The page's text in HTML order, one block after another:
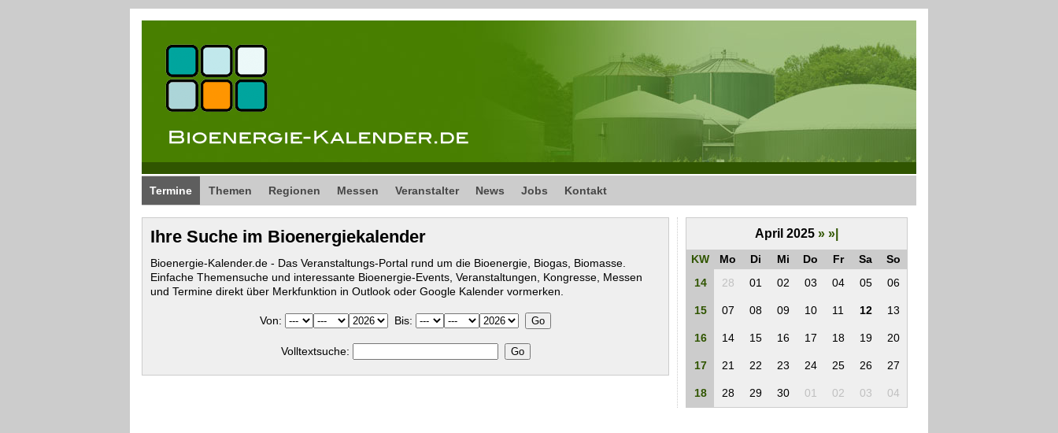
Termine Themen Regionen Messen Veranstalter News Jobs Kontakt
Ihre Suche im Bioenergiekalender
Bioenergie-Kalender.de - Das Veranstaltungs-Portal rund um die Bioenergie, Biogas, Biomasse.
Einfache Themensuche und interessante Bioenergie-Events, Veranstaltungen, Kongresse, Messen
und Termine direkt über Merkfunktion in Outlook oder Google Kalender vormerken.
Von: Bis:
Volltextsuche:
April 2025 » »|
KW Mo Di Mi Do Fr Sa
So
14
28 01 02 03 04 05 06
15 07 08 09 10 11 12 13
16 14 15 16 17 18 19 20
17 21 22 23 24 25 26 27
18 28 29 30 01 02 03 04